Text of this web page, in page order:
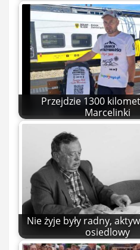
Przejdzie 1300
Marcelinki
Nie żyje były radny,
osiedlowy